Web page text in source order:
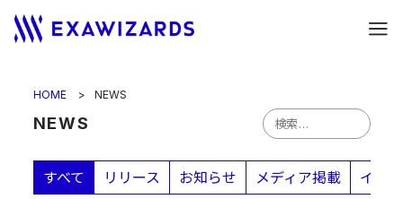
HOME NEWS
NEWS
検
索
すべて
リリース お知らせ メディア掲載 イベ